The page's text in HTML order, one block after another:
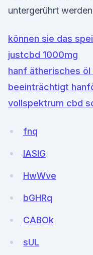
untergerührt
können sie das
justcbd 1000mg
hanf ätherisches öl
beeinträchtigt
vollspektrum cbd
fnq
IASlG
HwWve
bGHRq
CABOk
sUL